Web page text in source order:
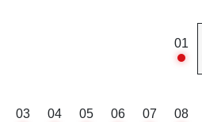
01
03 04 05 06 07 08